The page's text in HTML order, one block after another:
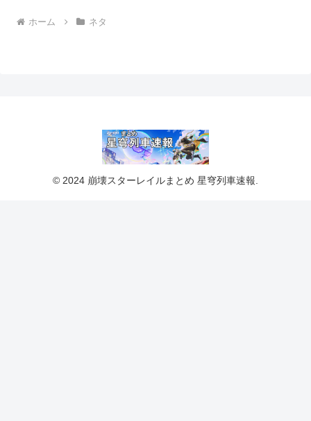
ホーム ネタ
© 2024 崩壊スターレイルまとめ 星穹列車速報.